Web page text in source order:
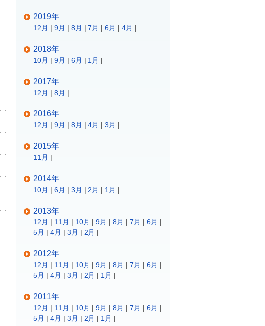
2019年
12月 | 9月 | 8月 | 7月 | 6月 | 4月 |
2018年
10月 | 9月 | 6月 | 1月 |
2017年
12月 | 8月 |
2016年
12月 | 9月 | 8月 | 4月 | 3月 |
2015年
11月 |
2014年
10月 | 6月 | 3月 | 2月 | 1月 |
2013年
12月 | 11月 | 10月 | 9月 | 8月 | 7月 | 6月 |
5月 | 4月 | 3月 | 2月 |
2012年
12月 | 11月 | 10月 | 9月 | 8月 | 7月 | 6月 |
5月 | 4月 | 3月 | 2月 | 1月 |
2011年
12月 | 11月 | 10月 | 9月 | 8月 | 7月 | 6月 |
5月 | 4月 | 3月 | 2月 | 1月 |